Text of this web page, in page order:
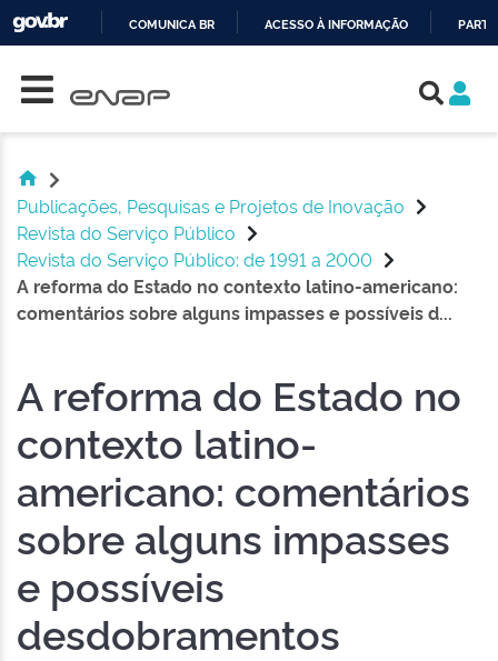
COMUNICA BR ACESSO À INFORMAÇÃO
Publicações, Pesquisas e Projetos de Inovação
Revista do Serviço Público
Revista do Serviço Público: de 1991 a 2000
A reforma do Estado no contexto latino-americano:
comentários sobre alguns impasses e possíveis d...
A reforma do Estado no
contexto latino-
americano: comentários
sobre alguns impasses
e possíveis
desdobramentos